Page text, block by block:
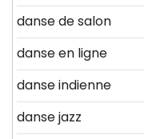
danse de salon
danse en ligne
danse indienne
danse jazz